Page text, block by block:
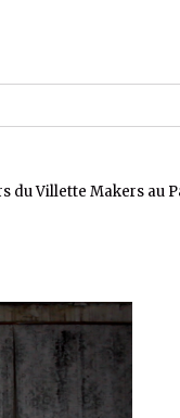
du Villette Makers au